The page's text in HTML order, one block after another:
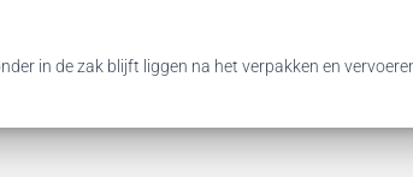
in de zak blijft liggen na het verpakken en